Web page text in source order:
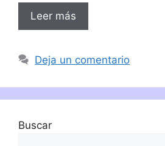
Leer más
Deja un comentario
Buscar